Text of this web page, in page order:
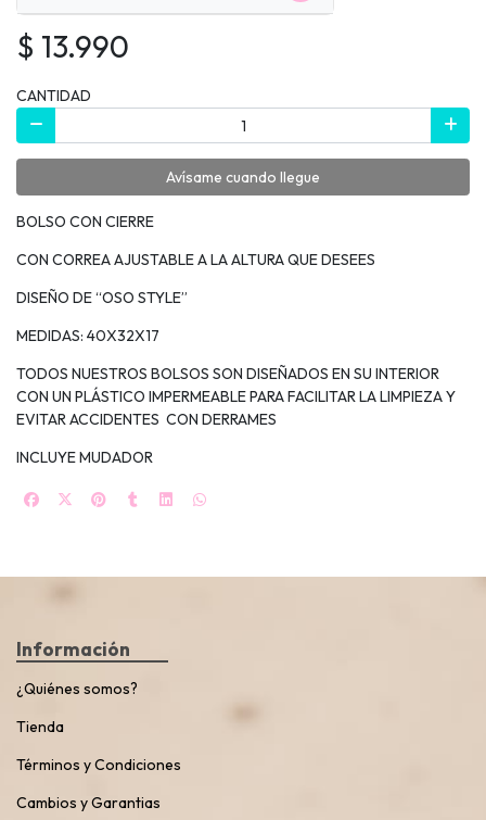
$ 13.990
CANTIDAD
Avísame cuando llegue
BOLSO CON CIERRE
CON CORREA AJUSTABLE A LA ALTURA QUE DESEES
DISEÑO DE “OSO STYLE”
MEDIDAS: 40X32X17
TODOS NUESTROS BOLSOS SON DISEÑADOS EN SU INTERIOR
CON UN PLÁSTICO IMPERMEABLE PARA FACILITAR LA LIMPIEZA Y
EVITAR ACCIDENTES CON DERRAMES
INCLUYE MUDADOR
Información
¿Quiénes somos?
Tienda
Términos y Condiciones
Cambios y Garantias